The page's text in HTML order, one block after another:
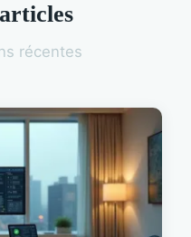
récentes